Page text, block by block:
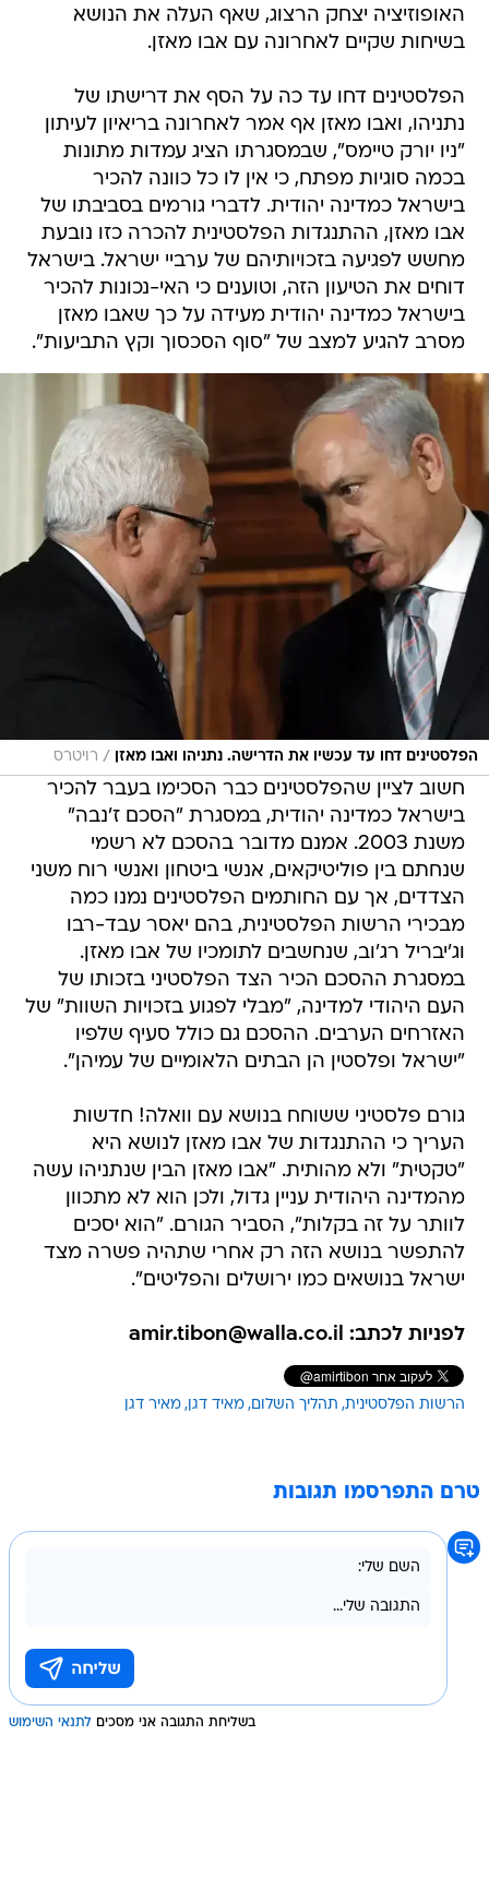
האופוזיציה יצחק הרצוג, שאף העלה את הנושא
בשיחות שקיים לאחרונה עם אבו מאזן.
הפלסטינים דחו עד כה על הסף את דרישתו של
נתניהו, ואבו מאזן אף אמר לאחרונה בריאיון לעיתון
"ניו יורק טיימס", שבמסגרתו הציג עמדות מתונות
בכמה סוגיות מפתח, כי אין לו כל כוונה להכיר
בישראל כמדינה יהודית. לדברי גורמים בסביבתו של
אבו מאזן, ההתנגדות הפלסטינית להכרה כזו נובעת
מחשש לפגיעה בזכויותיהם של ערביי ישראל. בישראל
דוחים את הטיעון הזה, וטוענים כי האי-נכונות להכיר
בישראל כמדינה יהודית מעידה על כך שאבו מאזן
מסרב להגיע למצב של "סוף הסכסוך וקץ התביעות".
הפלסטינים דחו עד עכשיו את הדרישה. נתניהו ואבו מאזן / רויטרס
חשוב לציין שהפלסטינים כבר הסכימו בעבר להכיר
בישראל כמדינה יהודית, במסגרת "הסכם ז'נבה"
משנת 2003. אמנם מדובר בהסכם לא רשמי
שנחתם בין פוליטיקאים, אנשי ביטחון ואנשי רוח משני
הצדדים, אך עם החותמים הפלסטינים נמנו כמה
מבכירי הרשות הפלסטינית, בהם יאסר עבד-רבו
וג'יבריל רג'וב, שנחשבים לתומכיו של אבו מאזן.
במסגרת ההסכם הכיר הצד הפלסטיני בזכותו של
העם היהודי למדינה, "מבלי לפגוע בזכויות השוות" של
האזרחים הערבים. ההסכם גם כולל סעיף שלפיו
"ישראל ופלסטין הן הבתים הלאומיים של עמיהן".
גורם פלסטיני ששוחח בנושא עם וואלה! חדשות
העריך כי ההתנגדות של אבו מאזן לנושא היא
"טקטית" ולא מהותית. "אבו מאזן הבין שנתניהו עשה
מהמדינה היהודית עניין גדול, ולכן הוא לא מתכוון
לוותר על זה בקלות", הסביר הגורם. "הוא יסכים
להתפשר בנושא הזה רק אחרי שתהיה פשרה מצד
ישראל בנושאים כמו ירושלים והפליטים".
לפניות לכתב: amir.tibon@walla.co.il
הרשות הפלסטינית תהליך השלום מאיד דגן מאיר דגן
טרם התפרסמו תגובות
בשליחת התגובה אני מסכים לתנאי השימוש